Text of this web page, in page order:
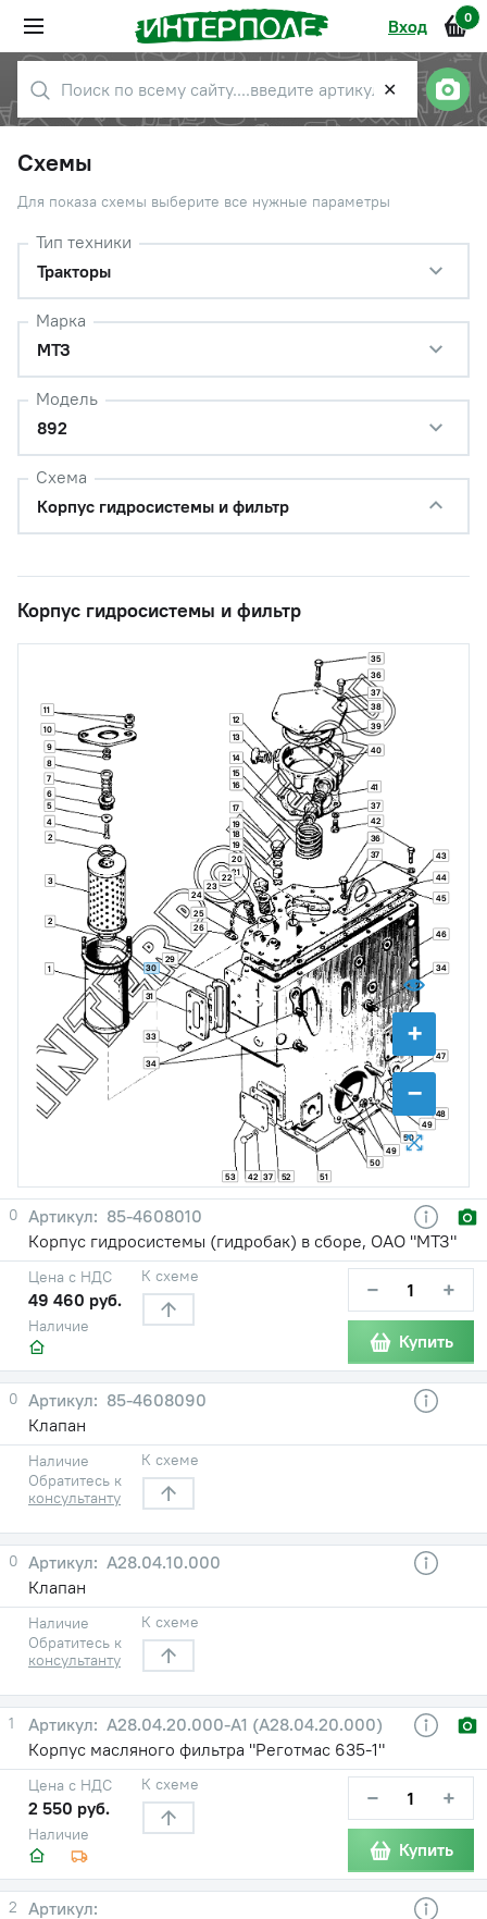
Вход 0
✕
Схемы
Для показа схемы выберите все нужные параметры
Тип техники
Тракторы
Марка
МТЗ
Модель
892
Схема
Корпус гидросистемы и фильтр
Корпус гидросистемы и фильтр
+
−
1
2
2
3
4
5
6
7
8
9
10
11
12
13
14
15
16
17
18
19
19
20
21
22
23
24
25
26
29
30
31
33
34
34
35
36
36
37
37
37
37
38
39
40
41
42
42
43
44
45
46
47
48
49
49
50
50
51
52
53
0
85-4608010
Корпус гидросистемы (гидробак) в сборе, ОАО "МТЗ"
Наличие
Цена с НДС
49 460 руб.
К схеме − +
Купить
0
85-4608090
Клапан
Наличие
Обратитесь к
консультанту
К схеме
0
А28.04.10.000
Клапан
Наличие
Обратитесь к
консультанту
К схеме
1
А28.04.20.000-А1 (А28.04.20.000)
Корпус масляного фильтра "Реготмас 635-1"
Наличие
Цена с НДС
2 550 руб.
К схеме − +
Купить
2